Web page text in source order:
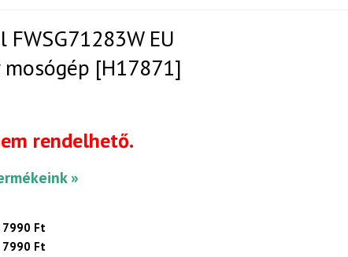
Online vitarendezési platform
EU
[H17871]
rendelhető.
»
7990 Ft
7990 Ft